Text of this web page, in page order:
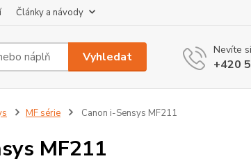
Články a návody
Vyhledat Nevíte
+420
MF série Canon i-Sensys MF211
MF211